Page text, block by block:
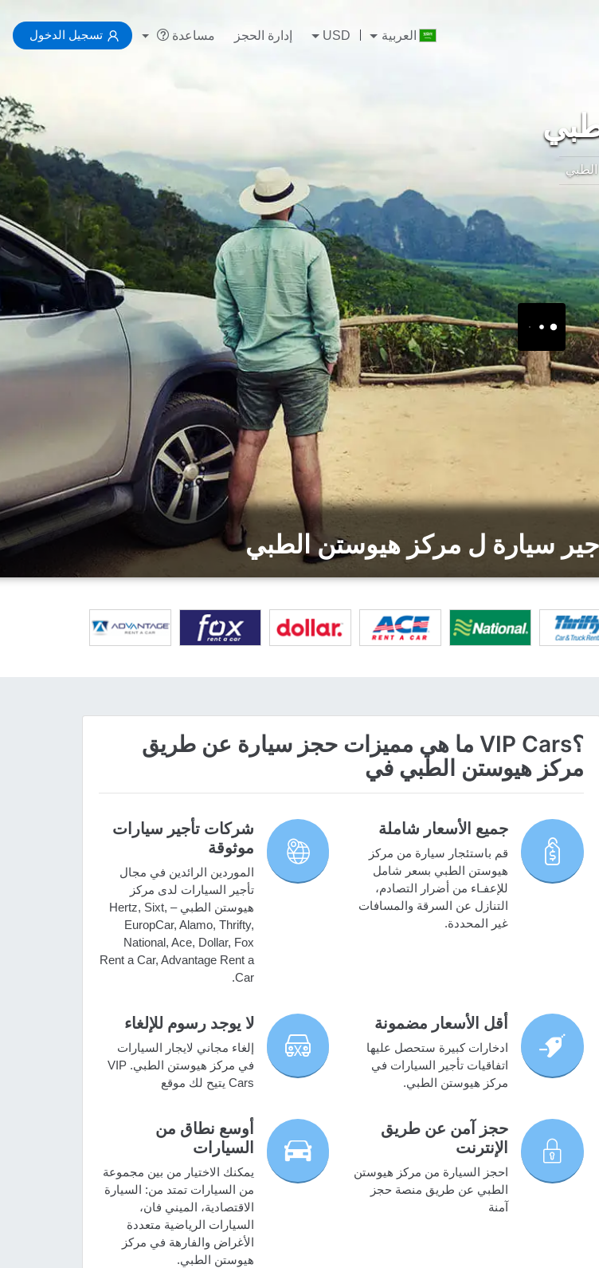
العربية USD إدارة الحجز مساعدة تسجيل الدخول
سيارة ل مركز هيوستن الطبي
؟VIP Cars ما هي مميزات حجز سيارة عن طريق
مركز هيوستن الطبي في
جميع الأسعار شاملة
قم باستئجار سيارة من مركز
هيوستن الطبي بسعر شامل
للإعفـاء من أضرار التصادم،
التنازل عن السرقة والمسافات
غير المحددة.
شركات تأجير سيارات
موثوقة
الموردين الرائدين في مجال
تأجير السيارات لدى مركز
هيوستن الطبي – Hertz, Sixt,
EuropCar, Alamo, Thrifty,
National, Ace, Dollar, Fox
Rent a Car, Advantage Rent a
Car.
أقل الأسعار مضمونة
ادخارات كبيرة ستحصل عليها
اتفاقيات تأجير السيارات في
مركز هيوستن الطبي.
لا يوجد رسوم للإلغاء
إلغاء مجاني لايجار السيارات
في مركز هيوستن الطبي. VIP
Cars يتيح لك موقع
حجز آمن عن طريق
الإنترنت
احجز السيارة من مركز هيوستن
الطبي عن طريق منصة حجز
آمنة
أوسع نطاق من
السيارات
يمكنك الاختيار من بين مجموعة
من السيارات تمتد من: السيارة
الاقتصادية، الميني فان،
السيارات الرياضية متعددة
الأغراض والفارهة في مركز
هيوستن الطبي.